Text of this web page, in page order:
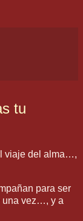
tu
viaje del alma…,
para ser
una vez…, y a